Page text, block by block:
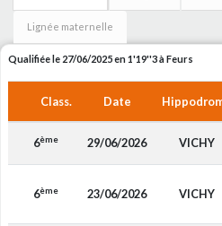
Lignée maternelle
Qualifiée le 27/06/2025 en 1'19''3 à Feurs
Class. Date
6ème 29/06/2026 VICHY
6ème 23/06/2026 VICHY